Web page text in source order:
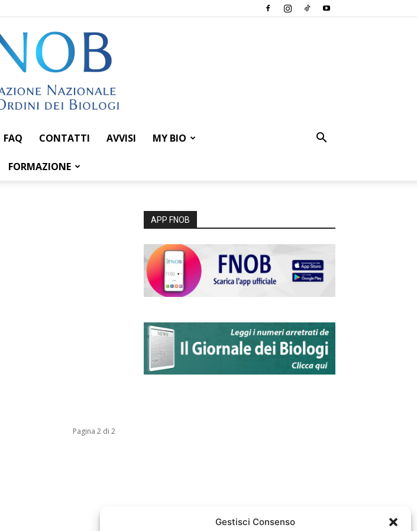
Gestisci Consenso
Federazione
FAQ CONTATTI AVVISI MY BIO
FORMAZIONE
Pagina 2 di 2
APP FNOB